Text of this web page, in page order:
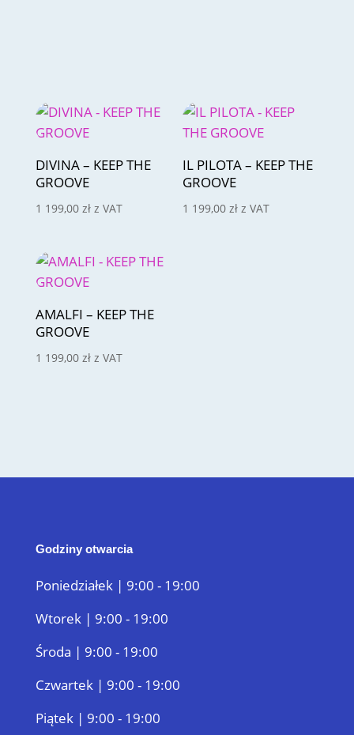
DIVINA – KEEP THE
GROOVE
1 199,00 zł z VAT
IL PILOTA – KEEP THE
GROOVE
1 199,00zł z VAT
AMALFI – KEEP THE
GROOVE
1 199,00 zł z VAT
Godziny otwarcia
Poniedziałek | 9:00 - 19:00
Wtorek | 9:00 - 19:00
Środa | 9:00 - 19:00
Czwartek | 9:00 - 19:00
Piątek | 9:00 - 19:00